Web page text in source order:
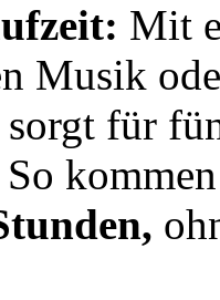
Mit
Musik
für
So